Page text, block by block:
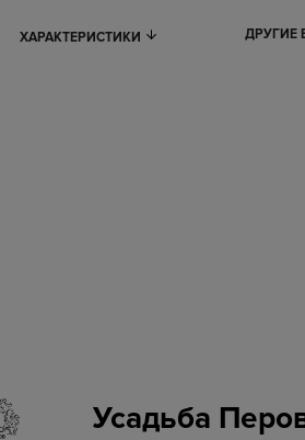
ХАРАКТЕРИСТИКИ ДРУГИЕ
Усадьба